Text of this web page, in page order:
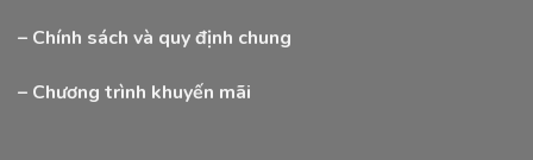
– Chính sách và quy định chung
– Chương trình khuyến mãi